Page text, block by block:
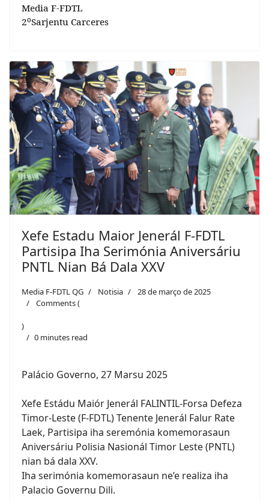
Media F-FDTL
2oSarjentu Carceres
Previous Next
Xefe Estadu Maior Jenerál F-FDTL
Partisipa Iha Serimónia Aniversáriu
PNTL Nian Bá Dala XXV
Media F-FDTL QG Notisia
28 de março de 2025
Comments (
)
0 minutes read
Palácio Governo, 27 Marsu 2025
Xefe Estádu Maiór Jenerál FALINTIL-Forsa Defeza
Timor-Leste (F-FDTL) Tenente Jenerál Falur Rate
Laek, Partisipa iha seremónia komemorasaun
Aniversáriu Polisia Nasionál Timor Leste (PNTL)
nian bá dala XXV.
Iha serimónia komemorasaun ne’e realiza iha
Palacio Governu Dili.